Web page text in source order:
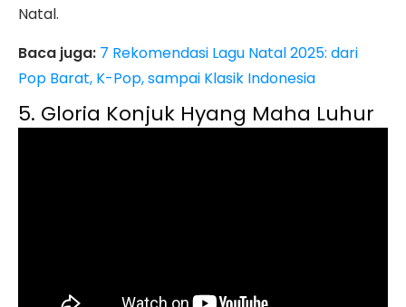
Natal.
Baca juga: 7 Rekomendasi Lagu Natal 2025: dari
Pop Barat, K-Pop, sampai Klasik Indonesia
5. Gloria Konjuk Hyang Maha Luhur